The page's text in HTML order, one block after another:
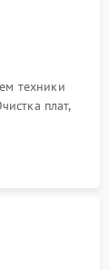
техники
плат,